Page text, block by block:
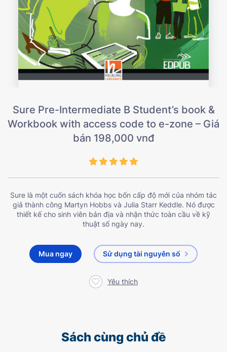
Sure Pre-Intermediate B Student’s book &
Workbook with access code to e-zone – Giá
bán 198,000 vnđ
Sure là một cuốn sách khóa học bốn cấp độ mới của nhóm tác
giả thành công Martyn Hobbs và Julia Starr Keddle. Nó được
thiết kế cho sinh viên bản địa và nhận thức toàn cầu về kỹ
thuật số ngày nay.
Mua ngay Sử dụng tài nguyên số
Yêu thích
Sách cùng chủ đề